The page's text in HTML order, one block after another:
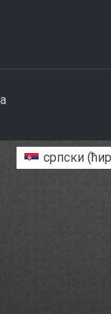
српски